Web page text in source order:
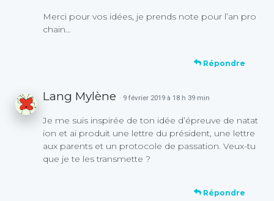
Merci pour vos idées, je prends note pour l’an pro
chain…
Répondre
Lang Mylène · 9 février 2019 à 18 h 39 min
Je me suis inspirée de ton idée d’épreuve de natat
ion et ai produit une lettre du président, une lettre
aux parents et un protocole de passation. Veux-tu
que je te les transmette ?
Répondre